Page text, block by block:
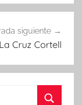
siguiente
Cruz Cortell